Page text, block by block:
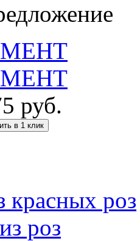
руб.
в 1 клик
красных роз
роз